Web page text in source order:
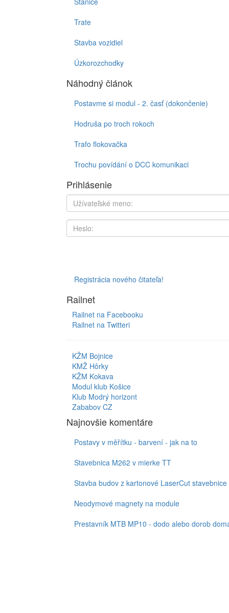
Trate
Stavba vozidiel
Úzkorozchodky
Náhodný článok
Postavme si modul - 2. časť (dokončenie)
Hodruša po troch rokoch
Trafo flokovačka
Trochu povídání o DCC komunikaci
Prihlásenie
Registrácia nového čitateľa!
Railnet
Railnet na Facebooku
Railnet na Twitteri
KŽM Bojnice
KMŽ Hôrky
KŽM Kokava
Modul klub Košice
Klub Modrý horizont
Zababov CZ
Najnovšie komentáre
Postavy v měřítku - barvení - jak na to
Stavebnica M262 v mierke TT
Stavba budov z kartonové LaserCut stavebnice
Neodymové magnety na module
Prestavník MTB MP10 - dodo alebo dorob